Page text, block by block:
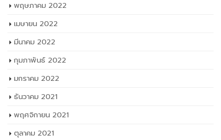
กุมภาพันธ์ 2022
มกราคม 2022
ธันวาคม 2021
พฤศจิกายน 2021
ตุลาคม 2021
กันยายน 2021
สิงหาคม 2021
กรกฎาคม 2021